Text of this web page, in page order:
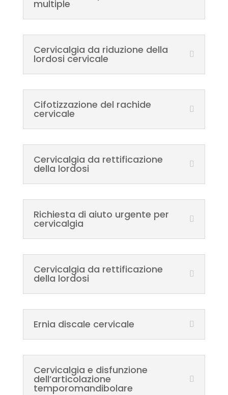
multiple
Cervicalgia da riduzione della
lordosi cervicale
Cifotizzazione del rachide
cervicale
Cervicalgia da rettificazione
della lordosi
Richiesta di aiuto urgente per
cervicalgia
Cervicalgia da rettificazione
della lordosi
Ernia discale cervicale
Cervicalgia e disfunzione
dell’articolazione
temporomandibolare